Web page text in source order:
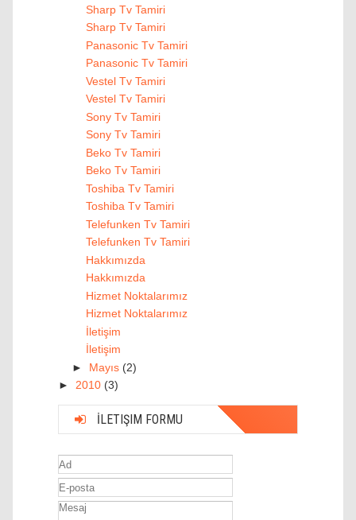
Sharp Tv Tamiri
Sharp Tv Tamiri
Panasonic Tv Tamiri
Panasonic Tv Tamiri
Vestel Tv Tamiri
Vestel Tv Tamiri
Sony Tv Tamiri
Sony Tv Tamiri
Beko Tv Tamiri
Beko Tv Tamiri
Toshiba Tv Tamiri
Toshiba Tv Tamiri
Telefunken Tv Tamiri
Telefunken Tv Tamiri
Hakkımızda
Hakkımızda
Hizmet Noktalarımız
Hizmet Noktalarımız
İletişim
İletişim
► Mayıs (2)
► 2010 (3)
İLETIŞIM FORMU